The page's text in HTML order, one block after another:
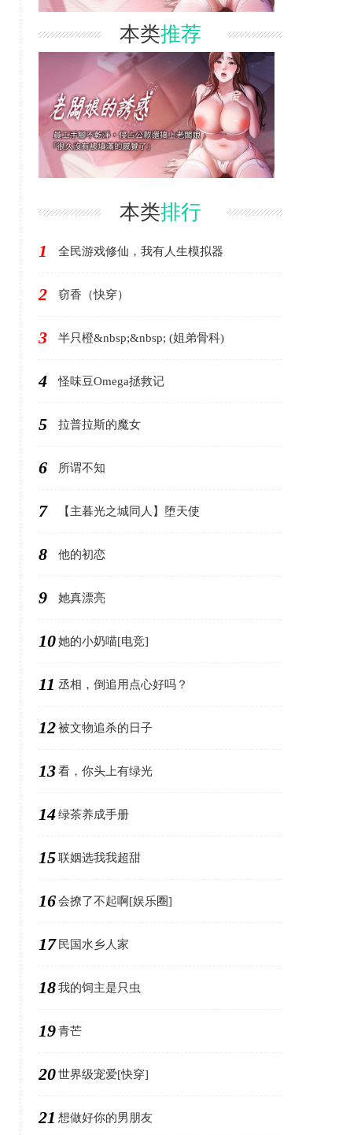
本类推荐
本类排行
1 全民游戏修仙，我有人生模拟器
2 窃香（快穿）
3 半只橙&nbsp;&nbsp; (姐弟骨科)
4 怪味豆Omega拯救记
5 拉普拉斯的魔女
6 所谓不知
7 【主暮光之城同人】堕天使
8 他的初恋
9 她真漂亮
10她的小奶喵[电竞]
11 丞相，倒追用点心好吗？
12被文物追杀的日子
13看，你头上有绿光
14绿茶养成手册
15联姻选我我超甜
16会撩了不起啊[娱乐圈]
17 民国水乡人家
18我的饲主是只虫
19青芒
20世界级宠爱[快穿]
21 想做好你的男朋友